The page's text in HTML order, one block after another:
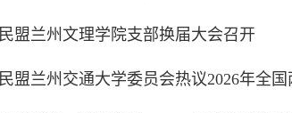
民盟兰州文理学院支部换届大会召开
民盟兰州交通大学委员会热议2026年全